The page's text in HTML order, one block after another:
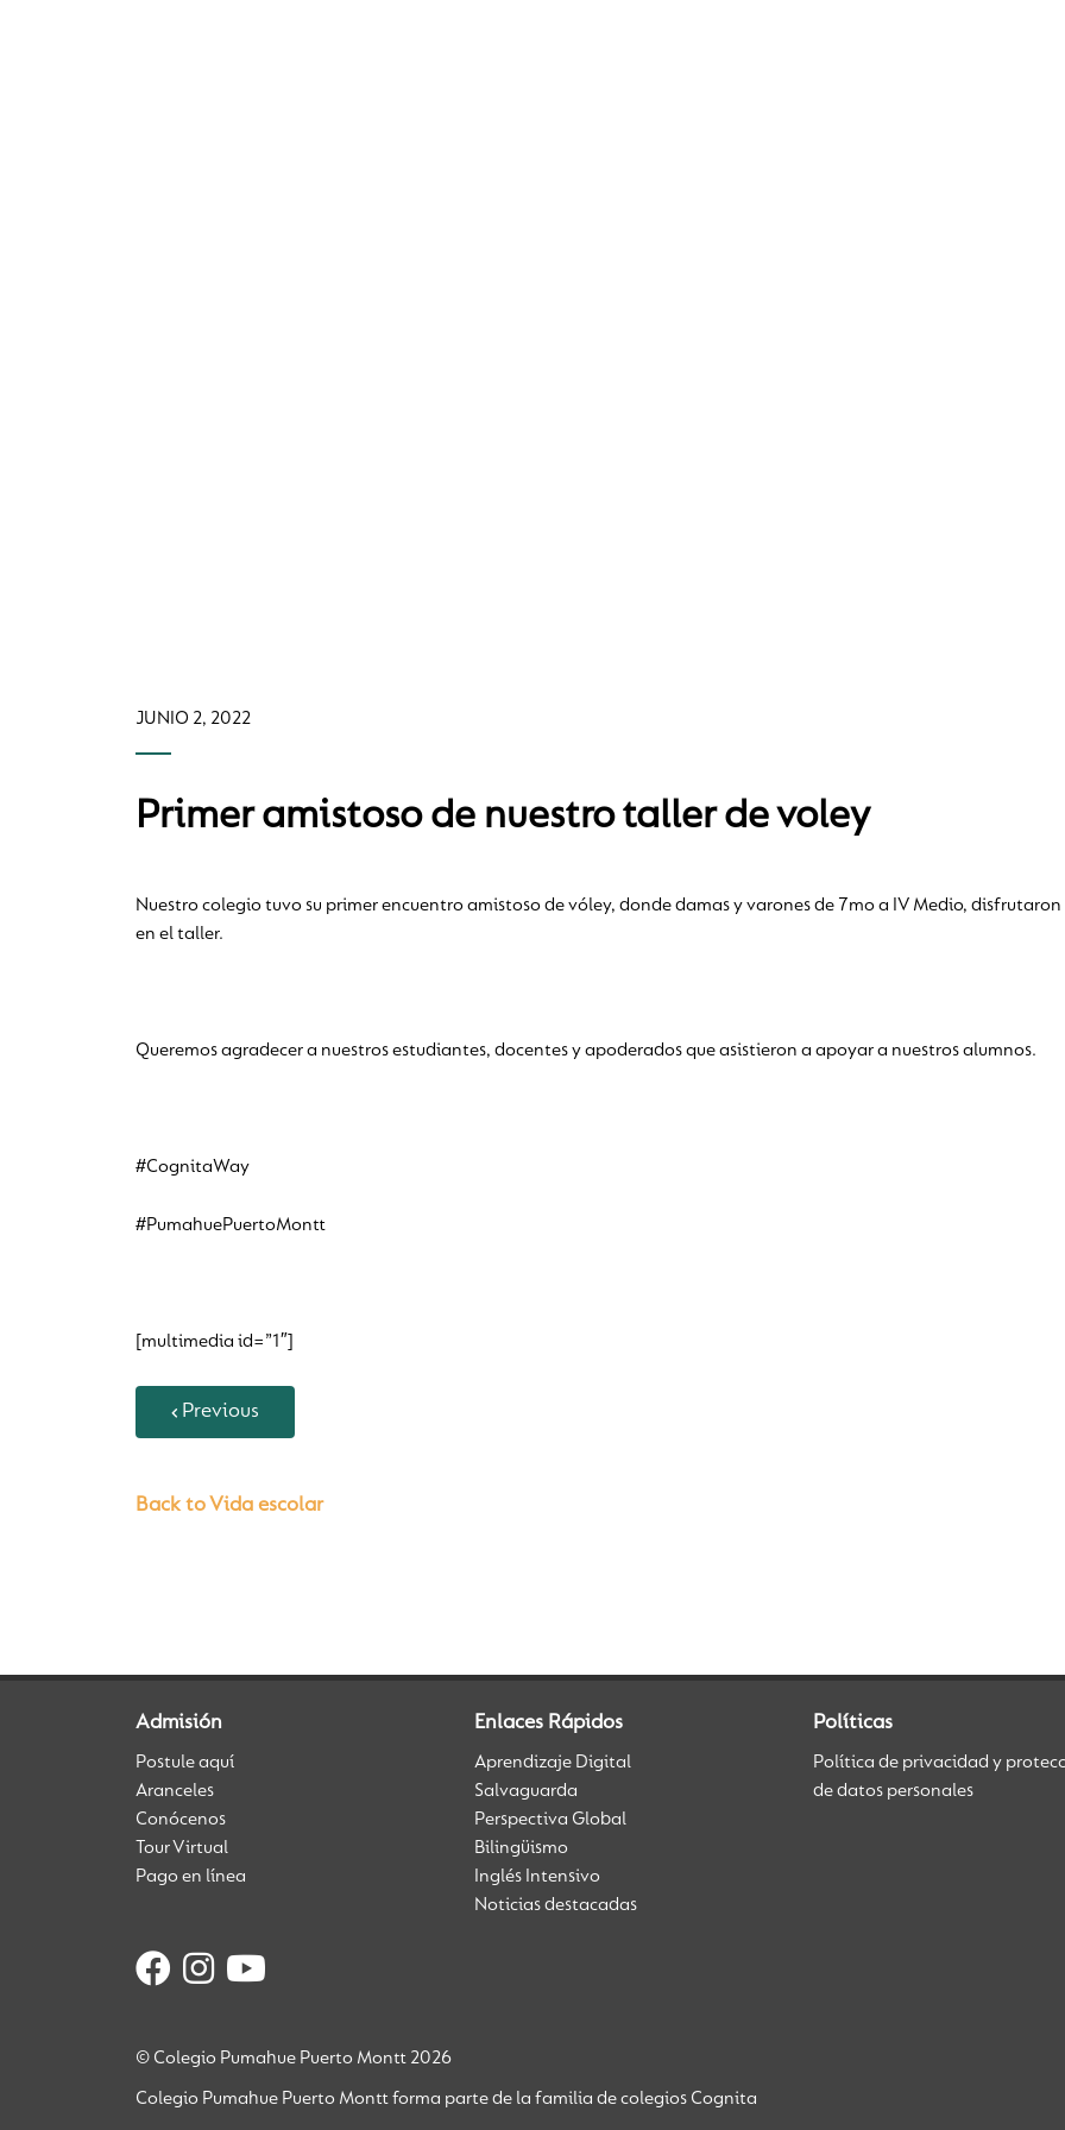
JUNIO 2, 2022
Primer amistoso de nuestro taller de voley
Nuestro colegio tuvo su primer encuentro amistoso de vóley, donde damas y varones de 7mo a IV Medio,
en el taller.
Queremos agradecer a nuestros estudiantes, docentes y apoderados que asistieron a apoyar a nuestros alumnos.
#CognitaWay
#PumahuePuertoMontt
[multimedia id=”1″]
Previous
Back to Vida escolar
Admisión
Postule aquí
Aranceles
Conócenos
Tour Virtual
Pago en línea
Enlaces Rápidos
Aprendizaje Digital
Salvaguarda
Perspectiva Global
Bilingüismo
Inglés Intensivo
Noticias destacadas
Políticas
Política de privacidad y
de datos personales
© Colegio Pumahue Puerto Montt 2026
Colegio Pumahue Puerto Montt forma parte de la familia de colegios Cognita